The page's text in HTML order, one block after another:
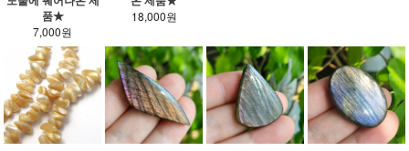
품★
7,000원
18,000원